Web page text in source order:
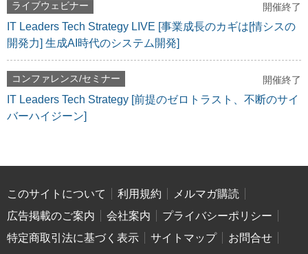
ライブウェビナー 開催終了
IT Leaders Tech Strategy LIVE [事業成長のカギは[情シスの
開発力] 生成AI時代のシステム開発]
コンファレンス/セミナー 開催終了
IT Leaders Tech Strategy [前提のゼロトラスト、不断のサイ
バーハイジーン]
このサイトについて 利用規約
メルマガ購読
広告掲載のご案内
会社案内
プライバシーポリシー
特定商取引法に基づく表示
サイトマップ
お問合せ